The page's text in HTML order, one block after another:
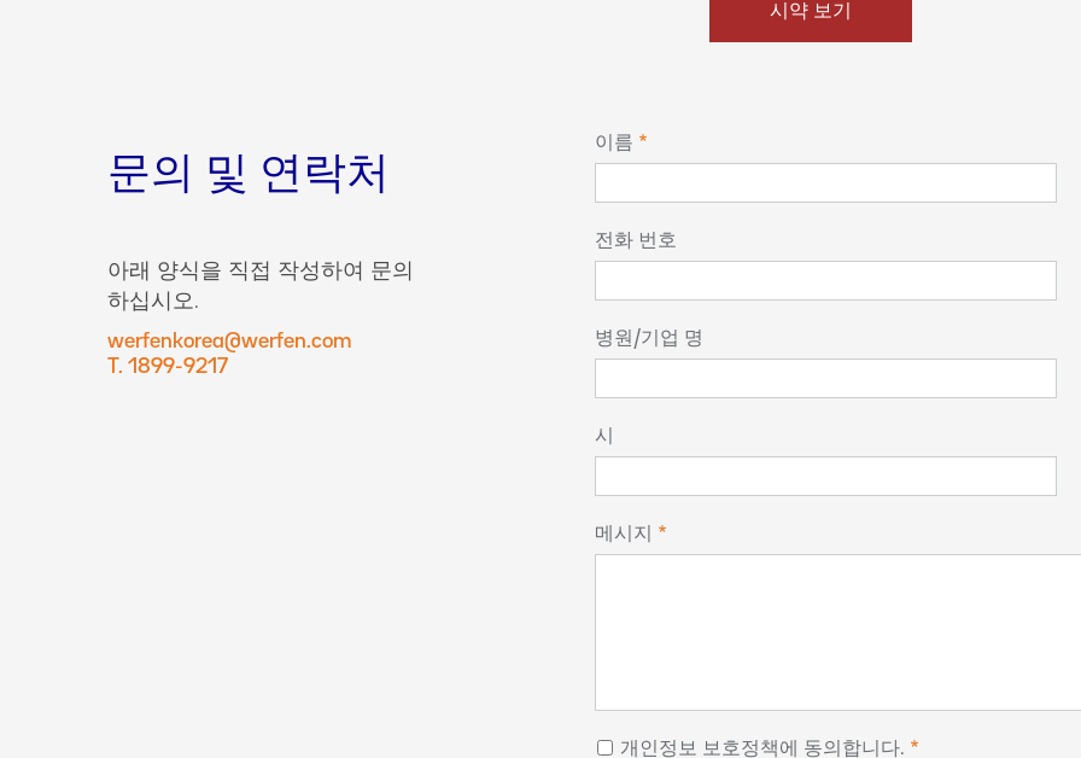
시약 보기
문의 및 연락처
아래 양식을 직접 작성하여 문의
하십시오.
werfenkorea@werfen.com
T. 1899-9217
이름
전화 번호
병원/기업 명
시
메시지
개인정보 보호정책에 동의합니다.